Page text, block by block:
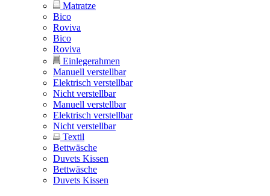
Matratze
Bico
Roviva
Bico
Roviva
Einlegerahmen
Manuell verstellbar
Elektrisch verstellbar
Nicht verstellbar
Manuell verstellbar
Elektrisch verstellbar
Nicht verstellbar
Textil
Bettwäsche
Duvets Kissen
Bettwäsche
Duvets Kissen